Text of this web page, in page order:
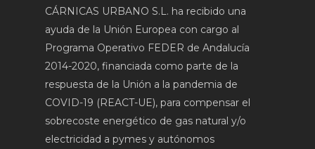
CÁRNICAS URBANO S.L. ha recibido una
ayuda de la Unión Europea con cargo al
Programa Operativo FEDER de Andalucía
2014-2020, financiada como parte de la
respuesta de la Unión a la pandemia de
COVID-19 (REACT-UE), para compensar el
sobrecoste energético de gas natural y/o
electricidad a pymes y autónomos